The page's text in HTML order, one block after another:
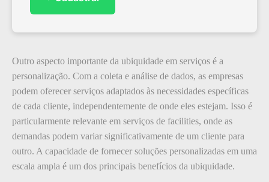
Outro aspecto importante da ubiquidade em serviços é a
personalização. Com a coleta e análise de dados, as empresas
podem oferecer serviços adaptados às necessidades específicas
de cada cliente, independentemente de onde eles estejam. Isso é
particularmente relevante em serviços de facilities, onde as
demandas podem variar significativamente de um cliente para
outro. A capacidade de fornecer soluções personalizadas em uma
escala ampla é um dos principais benefícios da ubiquidade.